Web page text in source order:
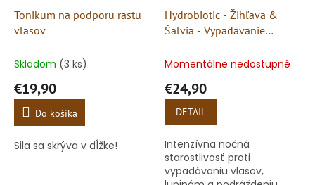
Tonikum na podporu rastu
vlasov
Skladom (3 ks)
€19,90
Do košíka
Sila sa skrýva v dĺžke!
Hydrobiotic - Žihľava &
Šalvia - Vypadávanie
pokožka hlavy
Momentálne nedostupné
€24,90
DETAIL
Intenzívna nočná
starostlivosť proti
vypadávaniu vlasov,